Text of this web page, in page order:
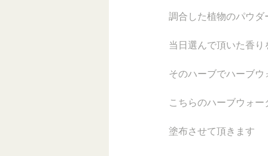
調合した植物のパウダ
当日選んで頂いた香
そのハーブでハーブ
こちらのハーブウォー
塗布させて頂きます